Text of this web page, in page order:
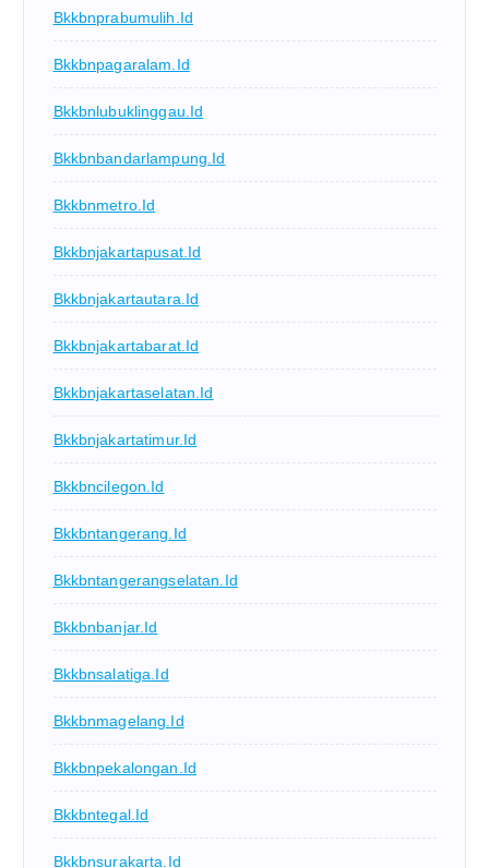
Bkkbnprabumulih.id
Bkkbnpagaralam.id
Bkkbnlubuklinggau.id
Bkkbnbandarlampung.id
Bkkbnmetro.id
Bkkbnjakartapusat.id
Bkkbnjakartautara.id
Bkkbnjakartabarat.id
Bkkbnjakartaselatan.id
Bkkbnjakartatimur.id
Bkkbncilegon.id
Bkkbntangerang.id
Bkkbntangerangselatan.id
Bkkbnbanjar.id
Bkkbnsalatiga.id
Bkkbnmagelang.id
Bkkbnpekalongan.id
Bkkbntegal.id
Bkkbnsurakarta.id